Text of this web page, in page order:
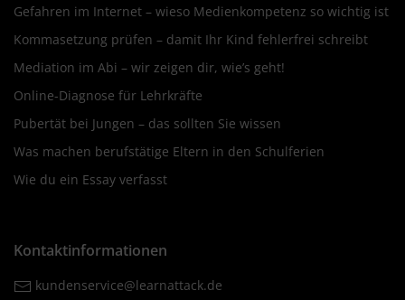
Gefahren im Internet – wieso Medienkompetenz so wichtig ist
Kommasetzung prüfen – damit Ihr Kind fehlerfrei schreibt
Mediation im Abi – wir zeigen dir, wie’s geht!
Online-Diagnose für Lehrkräfte
Pubertät bei Jungen – das sollten Sie wissen
Was machen berufstätige Eltern in den Schulferien
Wie du ein Essay verfasst
Kontaktinformationen
kundenservice@learnattack.de